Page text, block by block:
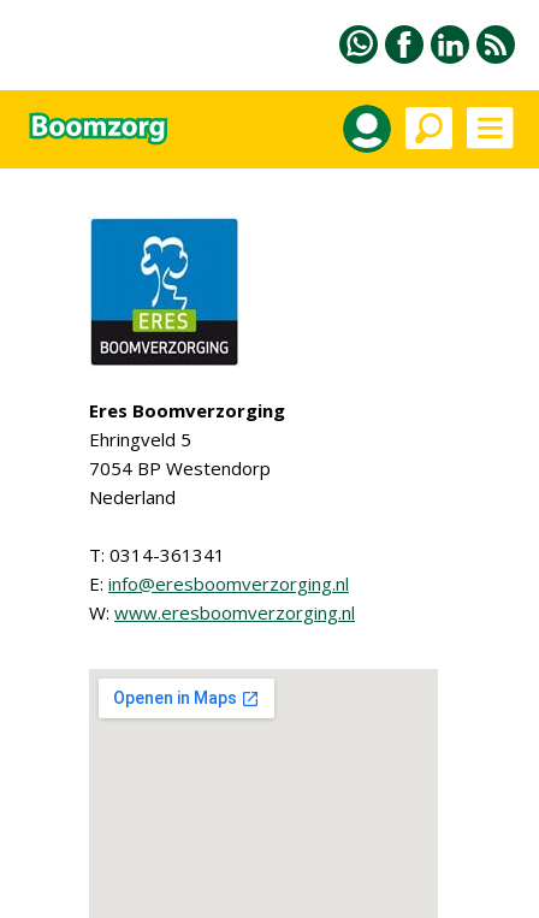
Eres Boomverzorging
Ehringveld 5
7054 BP Westendorp
Nederland
T: 0314-361341
E: info@eresboomverzorging.nl
W: www.eresboomverzorging.nl